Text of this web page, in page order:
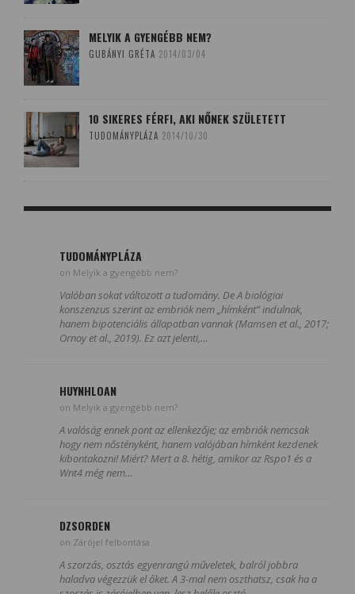
MELYIK A GYENGÉBB NEM?
GUBÁNYI GRÉTA 2014/03/04
10 SIKERES FÉRFI, AKI NŐNEK SZÜLETETT
TUDOMÁNYPLÁZA 2014/10/30
TUDOMÁNYPLÁZA
on Melyik a gyengébb nem?
Valóban sokat változott a tudomány. De A biológiai
konszenzus szerint az embriók nem „hímként” indulnak,
hanem bipotenciális állapotban vannak (Mamsen et al., 2017;
Ornoy et al., 2019). Ez azt jelenti,…
HUYNHLOAN
on Melyik a gyengébb nem?
A valóság ennek pont az ellenkezője; az embriók nemcsak
hogy nem nőstényként, hanem valójában hímként kezdenek
kibontakozni! Miért? Mert a 8. hétig, amikor az Rspo1 és a
Wnt4 még nem…
DZSORDEN
on Zárójel felbontása
A szorzás, osztás egyenrangú műveletek, balról jobbra
haladva végezzük el őket. A 3-mal nem oszthatsz, csak ha a